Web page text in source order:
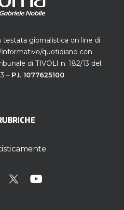
testata giornalistica on line di
quotidiano con
di TIVOLI n. 182/13 del
– P.I. 1077625100